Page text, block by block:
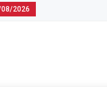
2026